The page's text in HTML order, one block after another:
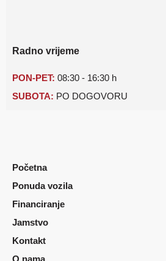
Radno vrijeme
PON-PET: 08:30 - 16:30 h
SUBOTA: PO DOGOVORU
Početna
Ponuda vozila
Financiranje
Jamstvo
Kontakt
O nama